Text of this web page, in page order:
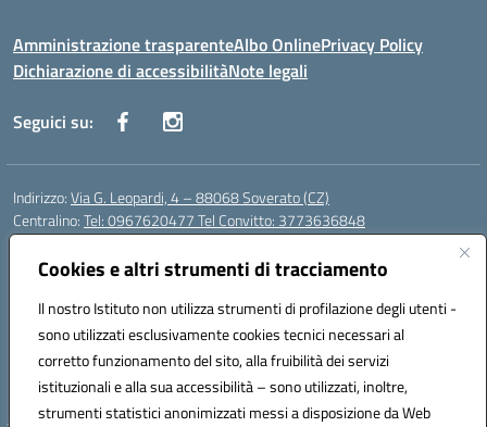
Cookies e altri strumenti di tracciamento
Il nostro Istituto non utilizza strumenti di profilazione degli utenti -
sono utilizzati esclusivamente cookies tecnici necessari al
corretto funzionamento del sito, alla fruibilità dei servizi
istituzionali e alla sua accessibilità – sono utilizzati, inoltre,
strumenti statistici anonimizzati messi a disposizione da Web
Amministrazione trasparenteAlbo OnlinePrivacy Policy
Dichiarazione di accessibilitàNote legali
Seguici su:
Indirizzo:Via G. Leopardi, 4 – 88068 Soverato (CZ)
Centralino:Tel: 0967620477 Tel Convitto: 3773636848
Email:
Posta elettronica certificata (PEC):czrh04000q@pec.istruzione.it
Codice fiscale: 84000690796
Codice meccanografico:CZRH04000Q
Codice Indice delle Pubbliche Amministrazioni (IPA): istsc_czrh04000q
Codice unico di fatturazione (CUF): UF9M13